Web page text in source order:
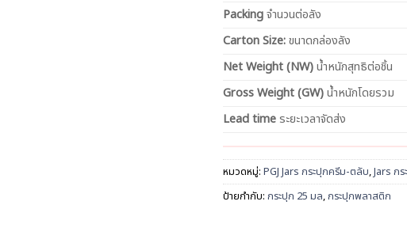
Packingจำนวนต่อลัง
Carton Size:ขนาดกล่องลัง
NetWeight (NW)น้ำหนักสุทธิต่อชิ้น
Gross Weight (GW)น้ำหนักโดยรวม
Lead time ระยะเวลาจัดส่ง
หมวดหมู่: PGJ Jars กระปุกครีม-ตลับ,Jars ก
ป้ายกำกับ: กระปุก 25 มล,กระปุกพลาสติก